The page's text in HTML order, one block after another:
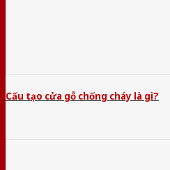
Cấu tạo cửa gỗ chống cháy là gì?